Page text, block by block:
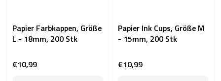
Papier Farbkappen, Größe
L - 18mm, 200 Stk
€10,99
Papier Ink Cups, Größe M
- 15mm, 200 Stk
€10,99